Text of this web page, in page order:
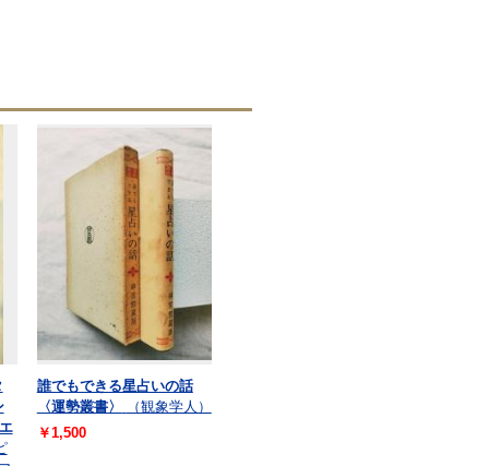
誰でもできる星占いの話
〈運勢叢書〉
（観象学人）
￥1,500